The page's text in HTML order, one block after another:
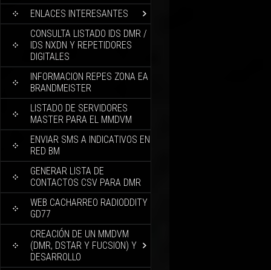
ENLACES INTERESANTES
CONSULTA LISTADO IDS DMR /
IDS NXDN Y REPETIDORES
DIGITALES
INFORMACION REPES ZONA EA
BRANDMEISTER
LISTADO DE SERVIDORES
MASTER PARA EL MMDVM
ENVIAR SMS A INDICATIVOS EN
RED BM
GENERAR LISTA DE
CONTACTOS CSV PARA DMR
WEB CACHARREO RADIODDITY
GD77
CREACIÓN DE UN MMDVM
(DMR, DSTAR Y FUCSION) Y
DESARROLLO